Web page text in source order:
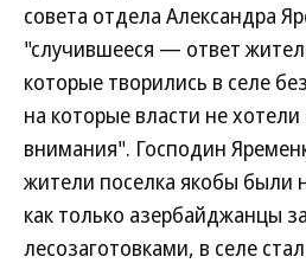
совета отдела Александра
"случившееся — ответ
которые творились в селе
на которые власти не
внимания". Господин
жители поселка якобы были
как только азербайджанцы
лесозаготовками, в селе